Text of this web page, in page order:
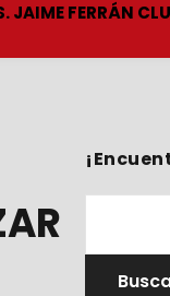
JAIME FERRÁN